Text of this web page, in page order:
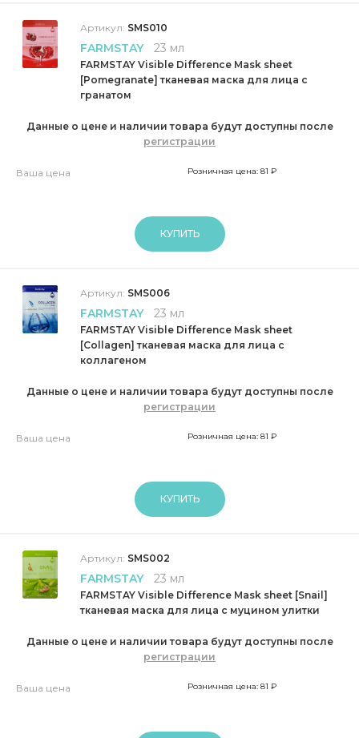
Артикул: SMS010
FARMSTAY 23 мл
FARMSTAY Visible Difference Mask sheet
[Pomegranate] тканевая маска для лица с
гранатом
Данные о цене и наличии товара будут доступны после
регистрации
Ваша цена Розничная цена: 81 ₽
КУПИТЬ
Артикул: SMS006
FARMSTAY 23 мл
FARMSTAY Visible Difference Mask sheet
[Collagen] тканевая маска для лица с
коллагеном
Данные о цене и наличии товара будут доступны после
регистрации
Ваша цена Розничная цена: 81 ₽
КУПИТЬ
Артикул: SMS002
FARMSTAY 23 мл
FARMSTAY Visible Difference Mask sheet [Snail]
тканевая маска для лица с муцином улитки
Данные о цене и наличии товара будут доступны после
регистрации
Ваша цена Розничная цена: 81 ₽